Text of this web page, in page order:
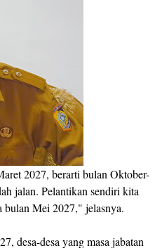
2027, berarti bulan Oktober-
jalan. Pelantikan sendiri kita
bulan Mei 2027," jelasnya.
desa-desa yang masa jabatan